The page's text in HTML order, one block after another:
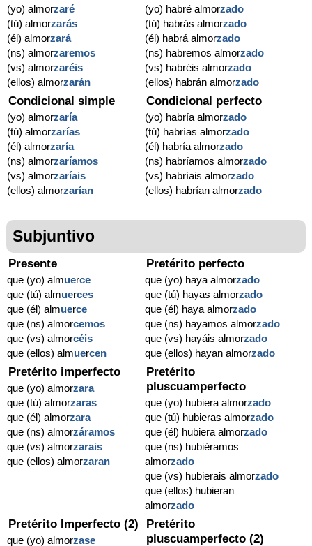
(yo) almorzaré
(tú) almorzarás
(él) almorzará
(ns) almorzaremos
(vs) almorzaréis
(ellos) almorzarán
(yo) habré almorzado
(tú) habrás almorzado
(él) habrá almorzado
(ns) habremos almorzado
(vs) habréis almorzado
(ellos) habrán almorzado
Condicional simple
(yo) almorzaría
(tú) almorzarías
(él) almorzaría
(ns) almorzaríamos
(vs) almorzaríais
(ellos) almorzarían
Condicional perfecto
(yo) habría almorzado
(tú) habrías almorzado
(él) habría almorzado
(ns) habríamos almorzado
(vs) habríais almorzado
(ellos) habrían almorzado
Subjuntivo
Presente
que (yo) almuerce
que (tú) almuerces
que (él) almuerce
que (ns) almorcemos
que (vs) almorcéis
que (ellos) almuercen
Pretérito perfecto
que (yo) haya almorzado
que (tú) hayas almorzado
que (él) haya almorzado
que (ns) hayamos almorzado
que (vs) hayáis almorzado
que (ellos) hayan almorzado
Pretérito imperfecto
que (yo) almorzara
que (tú) almorzaras
que (él) almorzara
que (ns) almorzáramos
que (vs) almorzarais
que (ellos) almorzaran
Pretérito
pluscuamperfecto
que (yo) hubiera almorzado
que (tú) hubieras almorzado
que (él) hubiera almorzado
que (ns) hubiéramos
almorzado
que (vs) hubierais almorzado
que (ellos) hubieran
almorzado
Pretérito Imperfecto (2)
que (yo) almorzase
Pretérito
pluscuamperfecto (2)